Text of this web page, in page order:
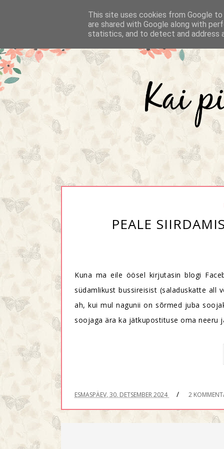
PEALE
Kuna ma eile öösel kirjutasin blogi
südamlikust bussireisist (saladuskatte
ah, kui mul nagunii on sõrmed juba
soojaga ära ka jätkupostituse oma neeru
ESMASPÄEV, 30. DETSEMBER 2024 / 2
This site uses cookies from Google
are shared with Google along with
statistics, and to detect and address